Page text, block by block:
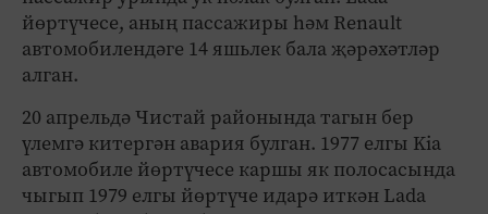
йөртүчесе, аның пассажиры һәм Renault
автомобилендәге 14 яшьлек бала җәрәхәтләр
алган.
20 апрельдә Чистай районында тагын бер
үлемгә китергән авария булган. 1977 елгы Kia
автомобиле йөртүчесе каршы як полосасында
чыгып 1979 елгы йөртүче идарә иткән Lada